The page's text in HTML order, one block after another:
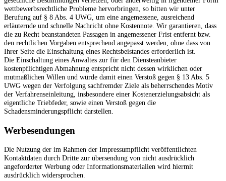
wettbewerbsrechtliche Probleme hervorbringen, so bitten wir unter
Berufung auf § 8 Abs. 4 UWG, um eine angemessene, ausreichend
erläuternde und schnelle Nachricht ohne Kostennote. Wir garantieren, dass
die zu Recht beanstandeten Passagen in angemessener Frist entfernt bzw.
den rechtlichen Vorgaben entsprechend angepasst werden, ohne dass von
Ihrer Seite die Einschaltung eines Rechtsbeistandes erforderlich ist.
Die Einschaltung eines Anwaltes zur für den Diensteanbieter
kostenpflichtigen Abmahnung entspricht nicht dessen wirklichen oder
mutmaßlichen Willen und würde damit einen Verstoß gegen § 13 Abs. 5
UWG wegen der Verfolgung sachfremder Ziele als beherrschendes Motiv
der Verfahrenseinleitung, insbesondere einer Kostenerzielungsabsicht als
eigentliche Triebfeder, sowie einen Verstoß gegen die
Schadensminderungspflicht darstellen.
Werbesendungen
Die Nutzung der im Rahmen der Impressumpflicht veröffentlichten
Kontaktdaten durch Dritte zur übersendung von nicht ausdrücklich
angeforderter Werbung oder Informationsmaterialien wird hiermit
ausdrücklich widersprochen.